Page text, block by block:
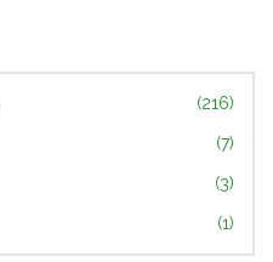
(216)
(7)
(3)
(1)